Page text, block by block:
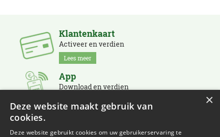
Klantenkaart
Activeer en verdien
Lees meer
App
Download en verdien
Schrijf je in en blijf op de hoogte
×
Deze website maakt gebruik van
cookies.
Deze website gebruikt cookies om uw gebruikerservaring te